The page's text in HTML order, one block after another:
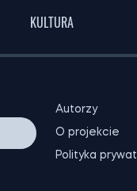
KULTURA
Autorzy
O projekcie
Polityka